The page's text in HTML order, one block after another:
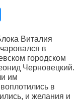
Виталия
в
городском
Черновецкий.
им
в
и желания и